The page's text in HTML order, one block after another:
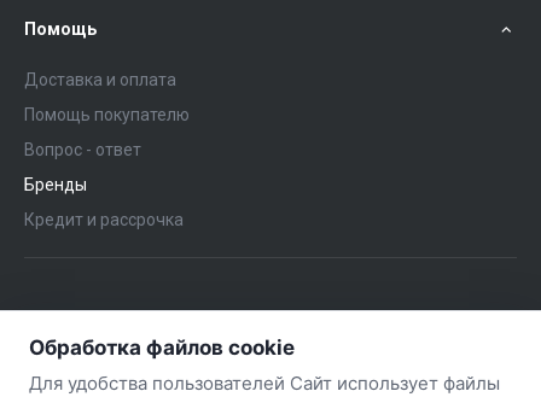
Помощь
Доставка и оплата
Помощь покупателю
Вопрос - ответ
Бренды
Кредит и рассрочка
+375 (29) 563-57-02
Обработка файлов cookie
Для удобства пользователей Сайт использует файлы